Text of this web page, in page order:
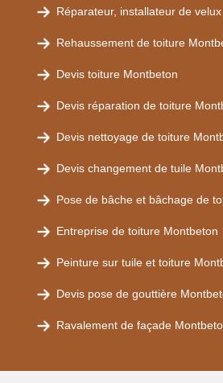
Réparateur, installateur de
Rehaussement de toiture
Devis toiture Montbeton
Devis réparation de toiture
Devis nettoyage de toiture
Devis changement de tuile
Pose de bâche et bâchage de
Entreprise de toiture Montbeton
Peinture sur tuile et toiture
Devis pose de gouttière
Ravalement de façade